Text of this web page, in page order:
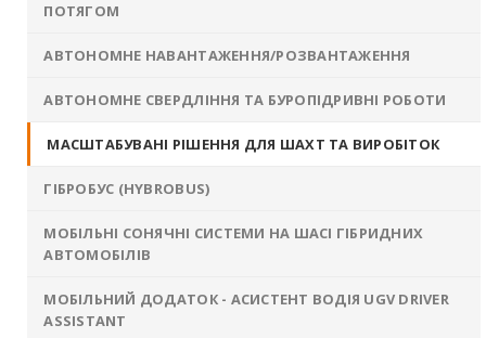
ПОТЯГОМ
АВТОНОМНЕ НАВАНТАЖЕННЯ/РОЗВАНТАЖЕННЯ
АВТОНОМНЕ СВЕРДЛІННЯ ТА БУРОПІДРИВНІ РОБОТИ
МАСШТАБУВАНІ РІШЕННЯ ДЛЯ ШАХТ ТА ВИРОБІТОК
ГІБРОБУС (HYBROBUS)
МОБІЛЬНІ СОНЯЧНІ СИСТЕМИ НА ШАСІ ГІБРИДНИХ
АВТОМОБІЛІВ
МОБІЛЬНИЙ ДОДАТОК - АСИСТЕНТ ВОДІЯ UGV DRIVER
ASSISTANT